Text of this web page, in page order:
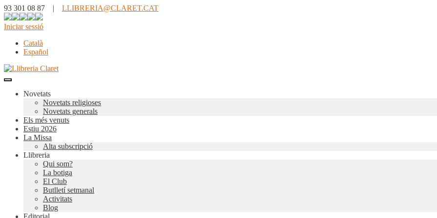
93 301 08 87 | LLIBRERIA@CLARET.CAT
Iniciar sessió
Català
Español
Novetats
Novetats religioses
Novetats generals
Els més venuts
Estiu 2026
La Missa
Alta subscripció
Llibreria
Qui som?
La botiga
El Club
Butlletí setmanal
Activitats
Blog
Editorial